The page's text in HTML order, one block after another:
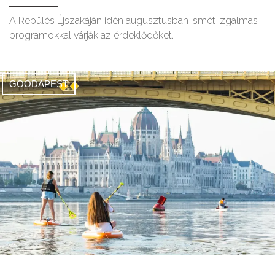
A Repülés Éjszakáján idén augusztusban ismét izgalmas
programokkal várják az érdeklődőket.
GOODAPEST